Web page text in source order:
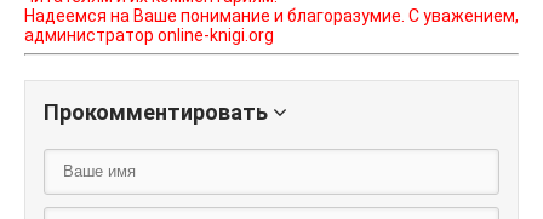
Надеемся на Ваше понимание и благоразумие. С уважением,
администратор online-knigi.org
Прокомментировать